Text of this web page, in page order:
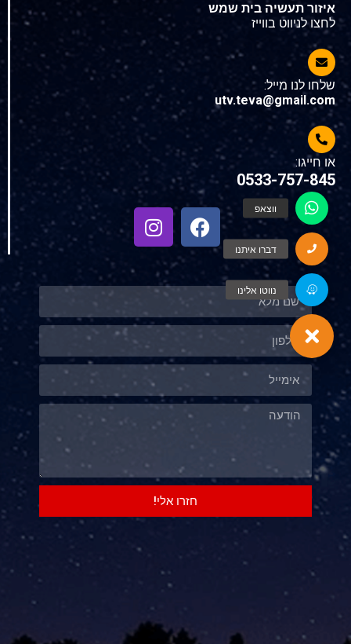
איזור תעשיה בית שמש
לחצו לניווט בווייז
שלחו לנו מייל:
utv.teva@gmail.com
או חייגו:
0533-757-845
חזרו אלי!